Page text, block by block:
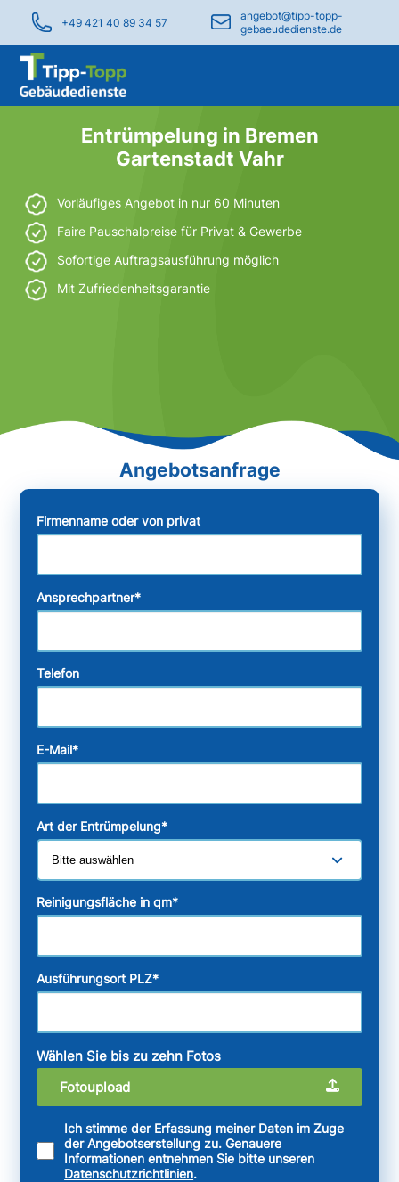
+49 421 40 89 34 57
angebot@tipp-topp-
gebaeudedienste.de
Entrümpelung in Bremen
Gartenstadt Vahr
Vorläufiges Angebot in nur 60 Minuten
Faire Pauschalpreise für Privat & Gewerbe
Sofortige Auftragsausführung möglich
Mit Zufriedenheitsgarantie
Firmenname oder von privat
Ansprechpartner*
Telefon
E-Mail*
Art der Entrümpelung*
Reinigungsfläche in qm*
Ausführungsort PLZ*
Wählen Sie bis zu zehn Fotos
Fotoupload
Ich stimme der Erfassung meiner Daten im Zuge
der Angebotserstellung zu. Genauere
Informationen entnehmen Sie bitte unseren
Datenschutzrichtlinien.